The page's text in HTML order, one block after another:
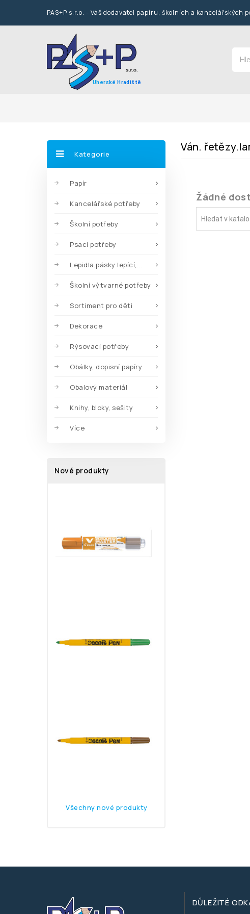
PAS+P s.r.o. - Váš dodavatel papíru, školních a kancelářských
Uherské Hradiště
Kategorie
Papír
Kancelářské potřeby
Školní potřeby
Psací potřeby
Lepidla,pásky lepící,...
Školní výtvarné potřeby
Sortiment pro děti
Dekorace
Rýsovací potřeby
Obálky, dopisní papíry
Obalový materiál
Knihy, bloky, sešity
Více
Nové produkty
Všechny nové produkty
Ván.
Žádné
DŮLEŽITÉ